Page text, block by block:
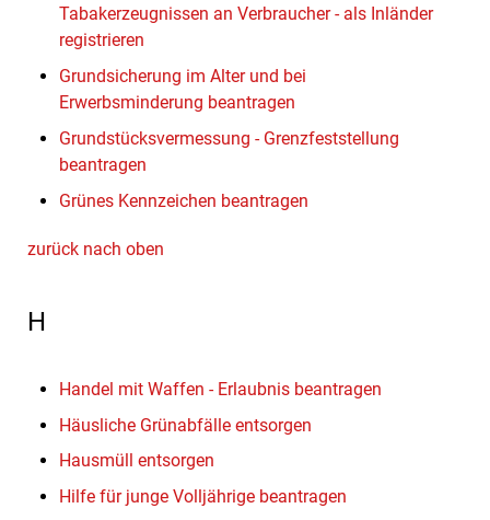
Tabakerzeugnissen an Verbraucher - als Inländer
registrieren
Grundsicherung im Alter und bei
Erwerbsminderung beantragen
Grundstücksvermessung - Grenzfeststellung
beantragen
Grünes Kennzeichen beantragen
zurück nach oben
H
Handel mit Waffen - Erlaubnis beantragen
Häusliche Grünabfälle entsorgen
Hausmüll entsorgen
Hilfe für junge Volljährige beantragen